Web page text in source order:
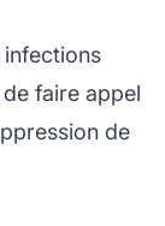
infections
faire appel
de